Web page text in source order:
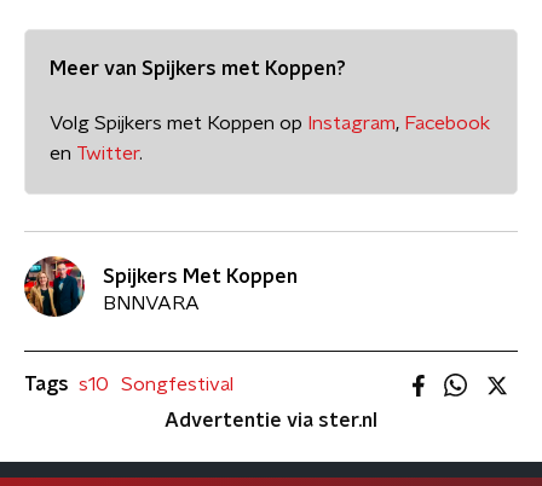
Meer van Spijkers met Koppen?
Volg Spijkers met Koppen op Instagram, Facebook
en Twitter.
Spijkers Met Koppen
BNNVARA
Tags s10
Songfestival
Advertentie via ster.nl